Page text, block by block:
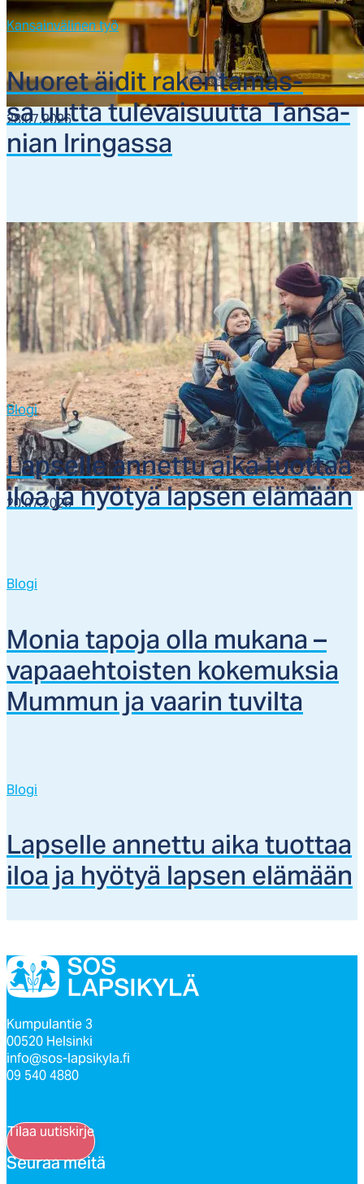
28.07.2026
Kansainvälinen työ
Nuo­ret äi­dit ra­ken­ta­mas­
sa uut­ta tu­le­vai­suut­ta Tan­sa­
nian Irin­gas­sa
20.07.2026
Blogi
Lap­sel­le an­net­tu ai­ka tuot­taa
iloa ja hyö­tyä lap­sen elä­mään
Blogi
Mo­nia ta­po­ja ol­la mu­ka­na –
va­paaeh­tois­ten ko­ke­muk­sia
Mum­mun ja vaa­rin tu­vil­ta
Blogi
Lap­sel­le an­net­tu ai­ka tuot­taa
iloa ja hyö­tyä lap­sen elä­mään
Kumpulantie 3
00520 Helsinki
info@sos-lapsikyla.fi
09 540 4880
Tilaa uutiskirje
Seu­raa mei­tä